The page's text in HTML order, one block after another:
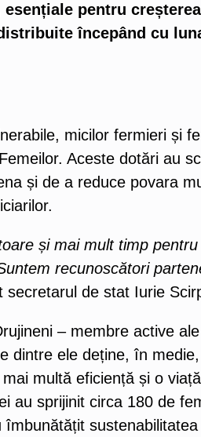
pentru creșterea
începând cu
micilor fermieri și
Aceste dotări au
și de a reduce povara
și mai mult timp pentru
recunoscători
secretarul de stat Iurie
– membre active
dintre ele deține, în
multă eficiență și o
au sprijinit circa 180 de
îmbunătățit sustenabilitatea